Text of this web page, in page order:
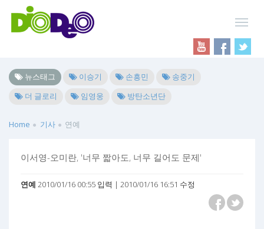
뉴스태그 이승기 손흥민
송중기
더 글로리
임영웅 방탄소년단
Home 기사 연예
이서영-오미란, '너무 짧아도, 너무 길어도 문제'
연예 2010/01/16 00:55 입력 | 2010/01/16 16:51 수정